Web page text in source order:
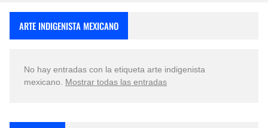
ARTE INDIGENISTA MEXICANO
No hay entradas con la etiqueta arte indigenista
mexicano
Mostrar todas las entradas